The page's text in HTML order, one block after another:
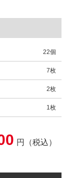
22個
7枚
2枚
1枚
円（税込）